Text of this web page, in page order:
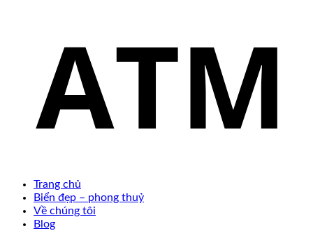
Trang chủ
Biển đẹp – phong thuỷ
Về chúng tôi
Blog